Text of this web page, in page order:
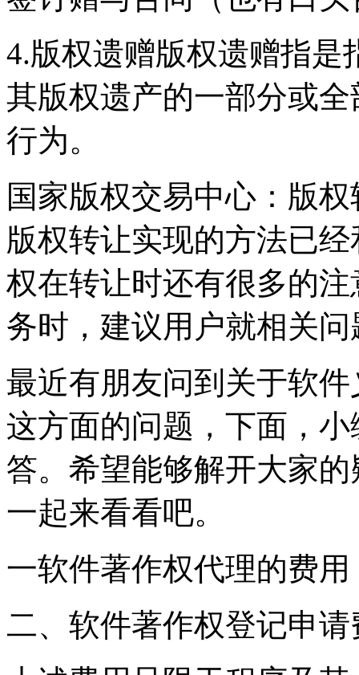
4.版权遗赠版权遗赠指是
其版权遗产的一部分或
行为。
国家版权交易中心：版
版权转让实现的方法已
权在转让时还有很多的
务时，建议用户就相关
最近有朋友问到关于软
这方面的问题，下面，
答。希望能够解开大家
一起来看看吧。
一软件著作权代理的费用
二、软件著作权登记申